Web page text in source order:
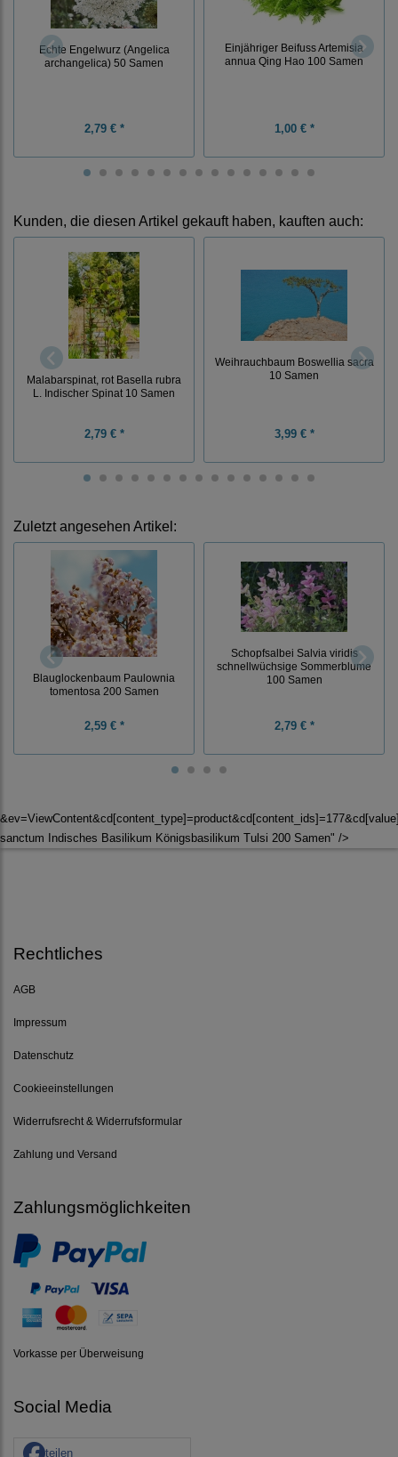
Echte Engelwurz (Angelica
archangelica) 50 Samen
2,79 € *
Einjähriger Beifuss Artemisia
annua Qing Hao 100 Samen
1,00 € *
Kunden, die diesen Artikel gekauft haben, kauften auch:
Malabarspinat, rot Basella rubra
L. Indischer Spinat 10 Samen
2,79 € *
Weihrauchbaum Boswellia sacra
10 Samen
3,99 € *
Zuletzt angesehen Artikel:
Blauglockenbaum Paulownia
tomentosa 200 Samen
2,59 € *
Schopfsalbei Salvia viridis
schnellwüchsige Sommerblume
100 Samen
2,79 € *
sanctum Indisches Basilikum Königsbasilikum Tulsi 200 Samen" />
Rechtliches
AGB
Impressum
Datenschutz
Cookieeinstellungen
Widerrufsrecht & Widerrufsformular
Zahlung und Versand
Zahlungsmöglichkeiten
Vorkasse per Überweisung
Social Media
teilen